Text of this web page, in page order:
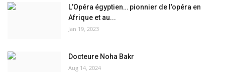
L’Opéra égyptien… pionnier de l’opéra en
Afrique et au...
Jan 19, 2023
Docteure Noha Bakr
Aug 14, 2024